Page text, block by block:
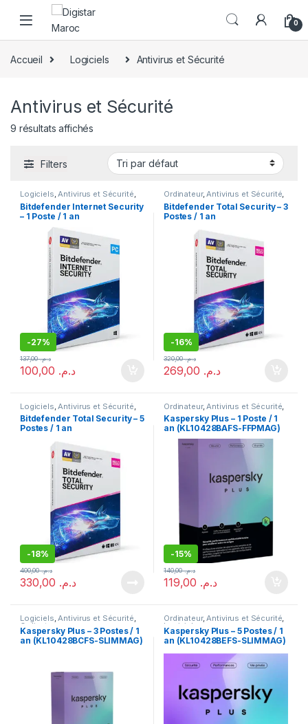
Skip to navigation
Skip to content
0
Accueil Logiciels Antivirus et Sécurité
Antivirus et Sécurité
9 résultats affichés
Filters
Logiciels,Antivirus et Sécurité,
Ordinateur
Bitdefender Internet Security
– 1 Poste / 1 an
-27%
د.م.
د.م.137,00
Ordinateur,Antivirus et Sécurité,
Logiciels
Bitdefender Total Security – 3
Postes / 1 an
-16%
د.م.
د.م.320,00
Logiciels Antivirus et Sécurité
Ordinateur
Bitdefender Total Security – 5
Postes / 1 an
-18%
د.م.
د.م.400,00
Ordinateur, Antivirus et Sécurité
Logiciels
Kaspersky Plus – 1 Poste / 1
an (KL10428BAFS-FFPMAG)
-15%
د.م.
د.م.140,00
Logiciels,Antivirus et Sécurité,
Ordinateur
Kaspersky Plus – 3 Postes / 1
an (KL10428BCFS-SLIMMAG)
Ordinateur,Antivirus et Sécurité,
Logiciels
Kaspersky Plus – 5 Postes / 1
an (KL10428BEFS-SLIMMAG)